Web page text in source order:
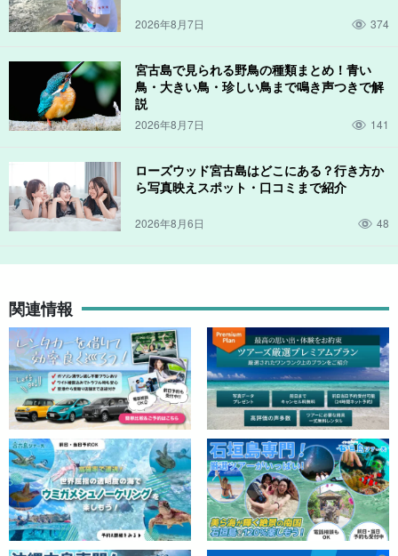
2026年8月7日 374
宮古島で見られる野鳥の種類まとめ！青い
鳥・大きい鳥・珍しい鳥まで鳴き声つきで解
説
2026年8月7日 141
ローズウッド宮古島はどこにある？行き方か
ら写真映えスポット・口コミまで紹介
2026年8月6日 48
関連情報